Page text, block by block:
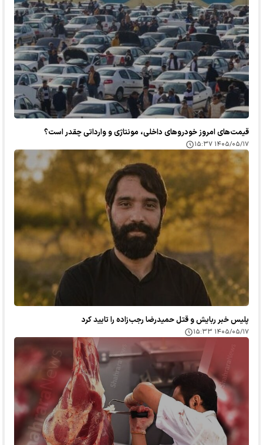
قیمت‌های امروز خودرو‌های داخلی، مونتاژی و وارداتی چقدر است؟
۱۴۰۵/۰۵/۱۷ ۱۵:۳۷
پلیس خبر ربایش و قتل حمیدرضا رجب‌زاده را تایید کرد
۱۴۰۵/۰۵/۱۷ ۱۵:۳۳